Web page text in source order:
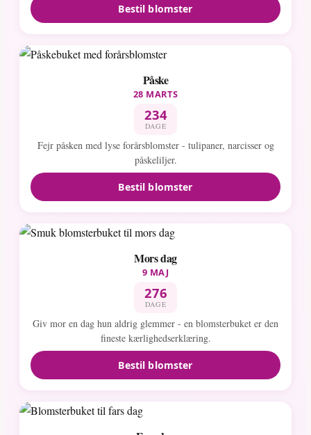
Bestil blomster
Påske
28 MARTS
234
DAGE
Fejr påsken med lyse forårsblomster - tulipaner, narcisser og
påskeliljer.
Bestil blomster
Mors dag
9 MAJ
276
DAGE
Giv mor en dag hun aldrig glemmer - en blomsterbuket er den
fineste kærlighedserklæring.
Bestil blomster